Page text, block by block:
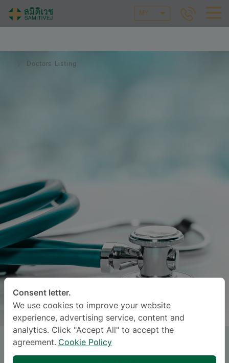
MY
Doctors Listing
Dr.ALISA SUKNATE
Consent letter.
We use cookies to improve your website
experience, advertising service, content and
analytics. Click "Accept All" to accept the
agreement. Cookie Policy